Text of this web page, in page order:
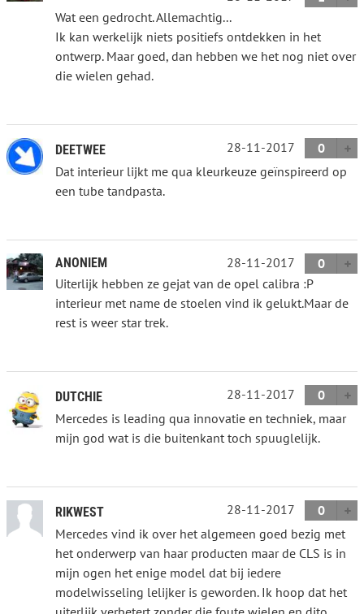
Wat een gedrocht. Allemachtig...
Ik kan werkelijk niets positiefs ontdekken in het
ontwerp. Maar goed, dan hebben we het nog niet over
die wielen gehad.
DEETWEE 28-11-2017
0
Dat interieur lijkt me qua kleurkeuze geïnspireerd op
een tube tandpasta.
ANONIEM 28-11-2017
0
Uiterlijk hebben ze gejat van de opel calibra :P
interieur met name de stoelen vind ik gelukt.Maar de
rest is weer star trek.
DUTCHIE 28-11-2017
0
Mercedes is leading qua innovatie en techniek, maar
mijn god wat is die buitenkant toch spuuglelijk.
RIKWEST 28-11-2017
0
Mercedes vind ik over het algemeen goed bezig met
het onderwerp van haar producten maar de CLS is in
mijn ogen het enige model dat bij iedere
modelwisseling lelijker is geworden. Ik hoop dat het